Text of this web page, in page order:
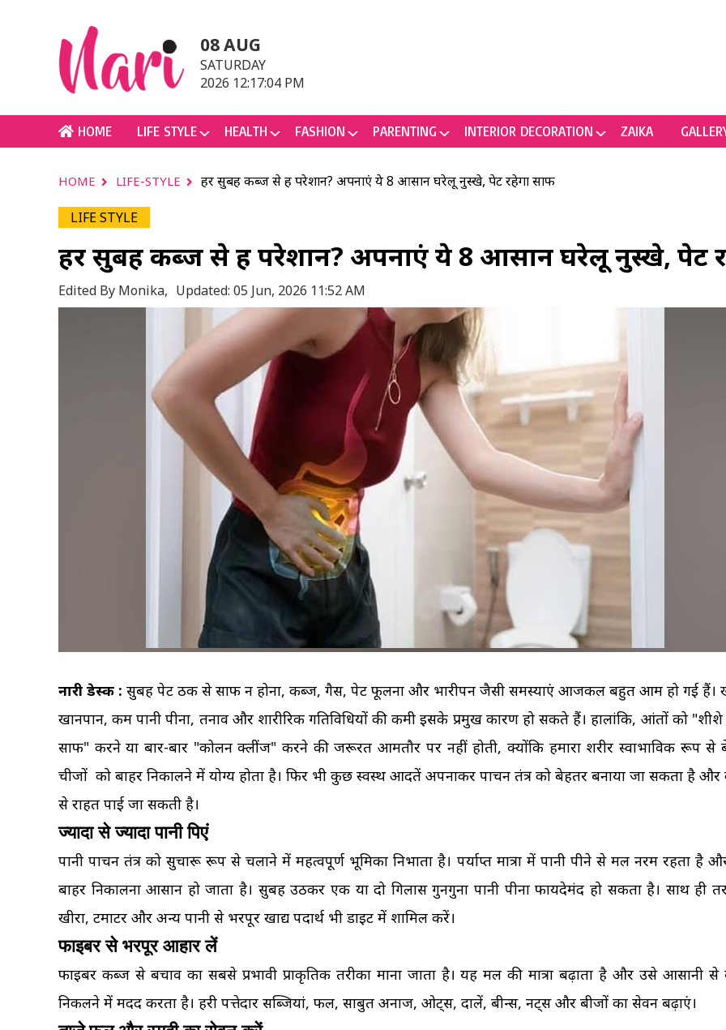
08 AUG
SATURDAY
2026 12:17:04 PM
HOME LIFE STYLE HEALTH FASHION PARENTING INTERIOR DECORATION ZAIKA
HOME LIFE-STYLE हर सुबह कब्ज से हैं परेशान? अपनाएं ये 8 आसान घरेलू नुस्खे, पेट रहेगा साफ
LIFE STYLE
हर सुबह कब्ज से हैं परेशान? अपनाएं ये 8 आसान घरेलू नुस्खे, पेट
Edited By Monika, Updated: 05 Jun, 2026 11:52 AM
नारी डेस्क : सुबह पेट ठीक से साफ न होना, कब्ज, गैस, पेट फूलना और भारीपन जैसी समस्याएं आजकल बहुत आम हो गई हैं।
खानपान, कम पानी पीना, तनाव और शारीरिक गतिविधियों की कमी इसके प्रमुख कारण हो सकते हैं। हालांकि, आंतों को
साफ" करने या बार-बार "कोलन क्लींज" करने की जरूरत आमतौर पर नहीं होती, क्योंकि हमारा शरीर स्वाभाविक रूप से
चीजों को बाहर निकालने में योग्य होता है। फिर भी कुछ स्वस्थ आदतें अपनाकर पाचन तंत्र को बेहतर बनाया जा सकता है
से राहत पाई जा सकती है।
ज्यादा से ज्यादा पानी पिएं
पानी पाचन तंत्र को सुचारू रूप से चलाने में महत्वपूर्ण भूमिका निभाता है। पर्याप्त मात्रा में पानी पीने से मल नरम रहता है
बाहर निकालना आसान हो जाता है। सुबह उठकर एक या दो गिलास गुनगुना पानी पीना फायदेमंद हो सकता है। साथ ही
खीरा, टमाटर और अन्य पानी से भरपूर खाद्य पदार्थ भी डाइट में शामिल करें।
फाइबर से भरपूर आहार लें
फाइबर कब्ज से बचाव का सबसे प्रभावी प्राकृतिक तरीका माना जाता है। यह मल की मात्रा बढ़ाता है और उसे आसानी से
निकलने में मदद करता है। हरी पत्तेदार सब्जियां, फल, साबुत अनाज, ओट्स, दालें, बीन्स, नट्स और बीजों का सेवन बढ़ाएं।
घने ब्रेस्ट वाली महिलाओं पर
पहला IVF फेल होने के बाद
अपने उसूलों पर जिंदगी जी रही
Copper-T के बावजूद हो गई